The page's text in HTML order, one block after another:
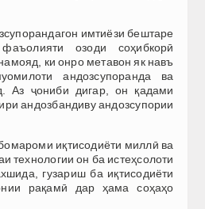
имтиёзи бештаре
озоди соҳибкорӣ
ки онро метавон як навъ
андозсупоранда ва
Аз ҷониби дигар, он қадами
андозбандиву андозсупории
иқтисодиёти миллӣ ва
технологии он ба истеҳсолоти
гузариш ба иқтисодиёти
рақамӣ дар ҳама соҳаҳо